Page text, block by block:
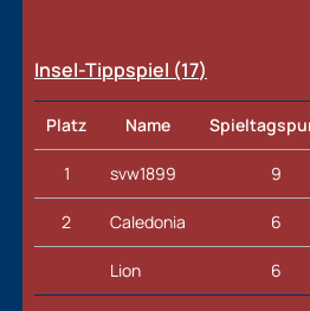
Insel-Tippspiel (17)
Platz Name
1 svw1899 9
2 Caledonia 6
Lion 6